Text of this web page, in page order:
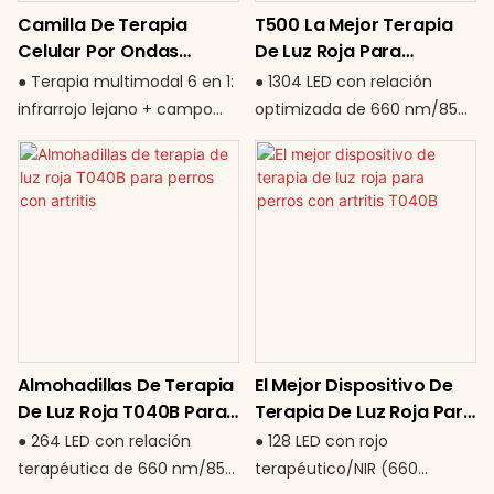
para 2026.
conectar y usar en todo el
mundo ● Funcionamiento
silencioso y manos libres sin
necesidad de agua El alivio
comienza desde la base.
a 30 minutos ● Corriente
alterna universal de 85 a 265
V: funciona en cualquier
parte del mundo ● Ligera,
portátil y fácil de colocar
debajo o detrás de usted
Siéntese de forma más
Camilla De Terapia
Celular Por Ondas
Iónicas – T3600
● Terapia multimodal 6 en 1:
infrarrojo lejano + campo
magnético giratorio + onda
súper larga + ozono + iones
negativos + calentamiento
eficiencia de 1600 W para
efectos rápidos y de
penetración profunda ●
Generación de ozono de
grado médico e iones
T500 La Mejor Terapia
De Luz Roja Para
Caballos Con Doble
Longitud De Onda.
● 1304 LED con relación
optimizada de 660 nm/850
nm (1:2) ● Cobertura
extragrande de 115 × 90 cm
para todo el lomo del
● CA universal 85–265 V:
rendimiento estable en todo
el mundo ● Diseño duradero
y estable para un uso
equino seguro Recuperación
Almohadillas De Terapia
De Luz Roja T040B Para
Perros Con Artritis
● 264 LED con relación
terapéutica de 660 nm/850
El Mejor Dispositivo De
Terapia De Luz Roja Para
Perros Con Artritis
T040B
● 128 LED con rojo
terapéutico/NIR (660